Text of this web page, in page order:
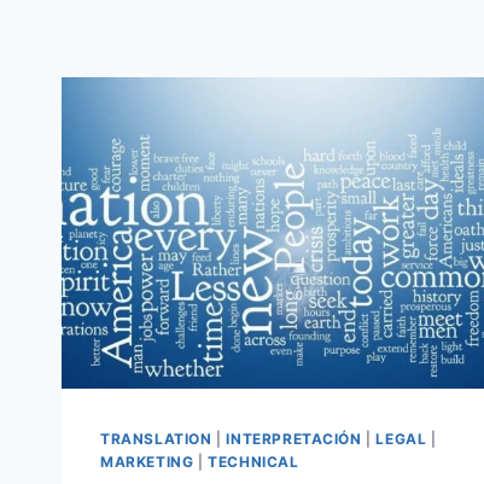
TRANSLATION |INTERPRETACIÓN |LEGAL
MARKETING |TECHNICAL